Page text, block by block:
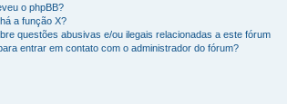
o phpBB?
a função X?
questões abusivas e/ou ilegais relacionadas a este fórum
entrar em contato com o administrador do fórum?